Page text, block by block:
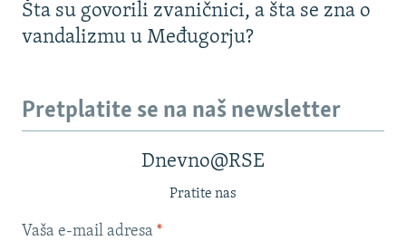
Šta su govorili zvaničnici, a šta se zna o
vandalizmu u Međugorju?
Pretplatite se na naš newsletter
Dnevno@RSE
Pratite nas
Vaša e-mail adresa *